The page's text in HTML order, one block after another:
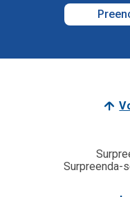
Surpreenda-